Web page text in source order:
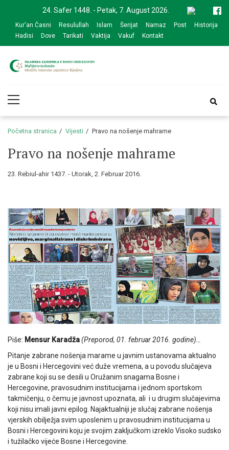
navigation
content
24. Safer 1448. - Petak, 7. August 2026.
Kur'an Časni Resulullah Islam Šerijat Namaz Post
Historija
Hadisi
Dove Tarikati Vaktija Vakuf Kontakt
zajednice Bijeljina
Menu
Početna stranica Vijesti Pravo na nošenje mahrame
Pravo na nošenje mahrame
23. Rebiul-ahir 1437. - Utorak, 2. Februar 2016.
Piše: Mensur Karadža(Preporod, 01. februar 2016. godine)…
Pitanje zabrane nošenja marame u javnim ustanovama aktualno
je u Bosni i Hercegovini već duže vremena, a u povodu slučajeva
zabrane koji su se desili u Oružanim snagama Bosne i
Hercegovine, pravosudnim institucijama i jednom sportskom
takmičenju, o čemu je javnost upoznata, ali i u drugim slučajevima
koji nisu imali javni epilog. Najaktualniji je slučaj zabrane nošenja
vjerskih obilježja svim uposlenim u pravosudnim institucijama u
Bosni i Hercegovini koju je svojim zaključkom izreklo Visoko sudsko
i tužilačko vijeće Bosne i Hercegovine.